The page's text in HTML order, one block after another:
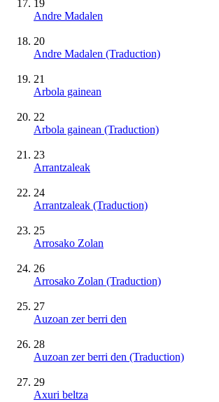
19
Andre Madalen
20
Andre Madalen (Traduction)
21
Arbola gainean
22
Arbola gainean (Traduction)
23
Arrantzaleak
24
Arrantzaleak (Traduction)
25
Arrosako Zolan
26
Arrosako Zolan (Traduction)
27
Auzoan zer berri den
28
Auzoan zer berri den (Traduction)
29
Axuri beltza